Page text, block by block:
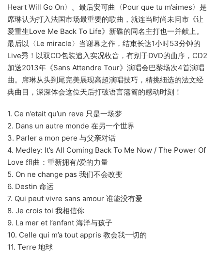
Heart Will Go On〉。最后安可曲〈Pour que tu m’aimes〉是
席琳认为打入法国市场最重要的歌曲，就连当时尚未问市《让
爱重生Love Me Back To Life》新碟的同名主打也一并献上。
最后以〈Le miracle〉当谢幕之作，结束长达1小时53分钟的
Live秀！以双CD包装追入实况收音，有别于DVD的曲序，CD2
加送2013年《Sans Attendre Tour》演唱会巴黎场次4首演唱
曲。席琳从头到尾完美展现高超演唱技巧，精挑细选的法文经
典曲目，深深体会这位天后打破语言籓篱的感动时刻！
1. Ce n’etait qu’un reve 只是一场梦
2. Dans un autre monde 在另一个世界
3. Parler a mon pere 与父亲对话
4. Medley: It’s All Coming Back To Me Now / The Power Of
Love 组曲：重新拥有/爱的力量
5. On ne change pas 我们不会改变
6. Destin 命运
7. Qui peut vivre sans amour 谁能没有爱
8. Je crois toi 我相信你
9. La mer et l’enfant 海洋与孩子
10. Celle qui m’a tout appris 教会我一切的
11. Terre 地球